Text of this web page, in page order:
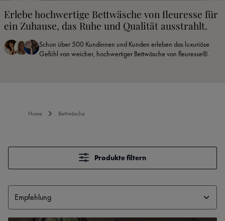
Erlebe hochwertige Bettwäsche von fleuresse für
ein Zuhause, das Ruhe und Qualität ausstrahlt.
Schon über 500 Kundinnen und Kunden erleben das luxuriöse
Gefühl von weicher, hochwertiger Bettwäsche von fleuresse®.
Home Bettwäsche
Produkte filtern